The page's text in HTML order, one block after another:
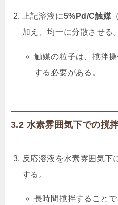
上記溶液に5%Pd/C触媒
加え、均一に分散させる。
触媒の粒子は、撹拌
する必要がある。
3.2 水素雰囲気下での撹
反応溶液を水素雰囲気下
する。
長時間撹拌すること